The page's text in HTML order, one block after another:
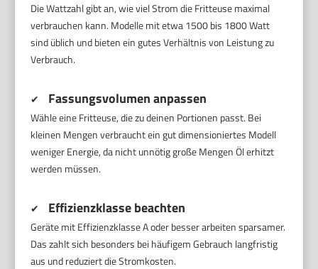
Die Wattzahl gibt an, wie viel Strom die Fritteuse maximal
verbrauchen kann. Modelle mit etwa 1500 bis 1800 Watt
sind üblich und bieten ein gutes Verhältnis von Leistung zu
Verbrauch.
✔ Fassungsvolumen anpassen
Wähle eine Fritteuse, die zu deinen Portionen passt. Bei
kleinen Mengen verbraucht ein gut dimensioniertes Modell
weniger Energie, da nicht unnötig große Mengen Öl erhitzt
werden müssen.
✔ Effizienzklasse beachten
Geräte mit Effizienzklasse A oder besser arbeiten sparsamer.
Das zahlt sich besonders bei häufigem Gebrauch langfristig
aus und reduziert die Stromkosten.